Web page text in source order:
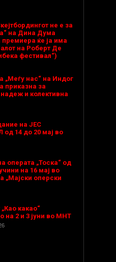
не е за
на Дина Дума
премиера ќе ја има
на Роберт Де
фестивал“)
„Меѓу нас“ на Индог
приказна за
и колективна
на ЈЕС
14 до 20 мај во
операта „Тоска“ од
на 16 мај во
„Мајски оперски
какао“
на 2 и 3 јуни во МНТ